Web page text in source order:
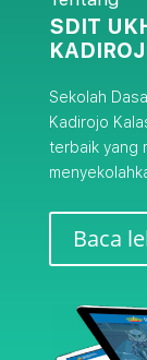
SDIT
Sekolah
Kadirojo
terbaik yang
Baca